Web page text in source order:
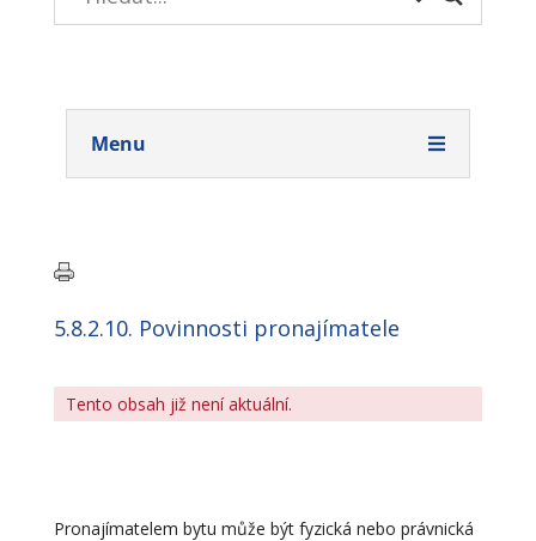
Menu
5.8.2.10. Povinnosti pronajímatele
Tento obsah již není aktuální.
Pronajímatelem bytu může být fyzická nebo právnická